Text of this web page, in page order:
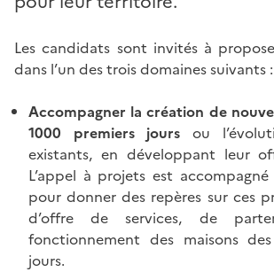
Les candidats sont invités à
dans l’un des trois domaines suivants :
Accompagner la création de
1000 premiers jours ou
existants, en développant leur
L’appel à projets est
pour donner des repères sur ces
d’offre de services, de
fonctionnement des maisons
jours.